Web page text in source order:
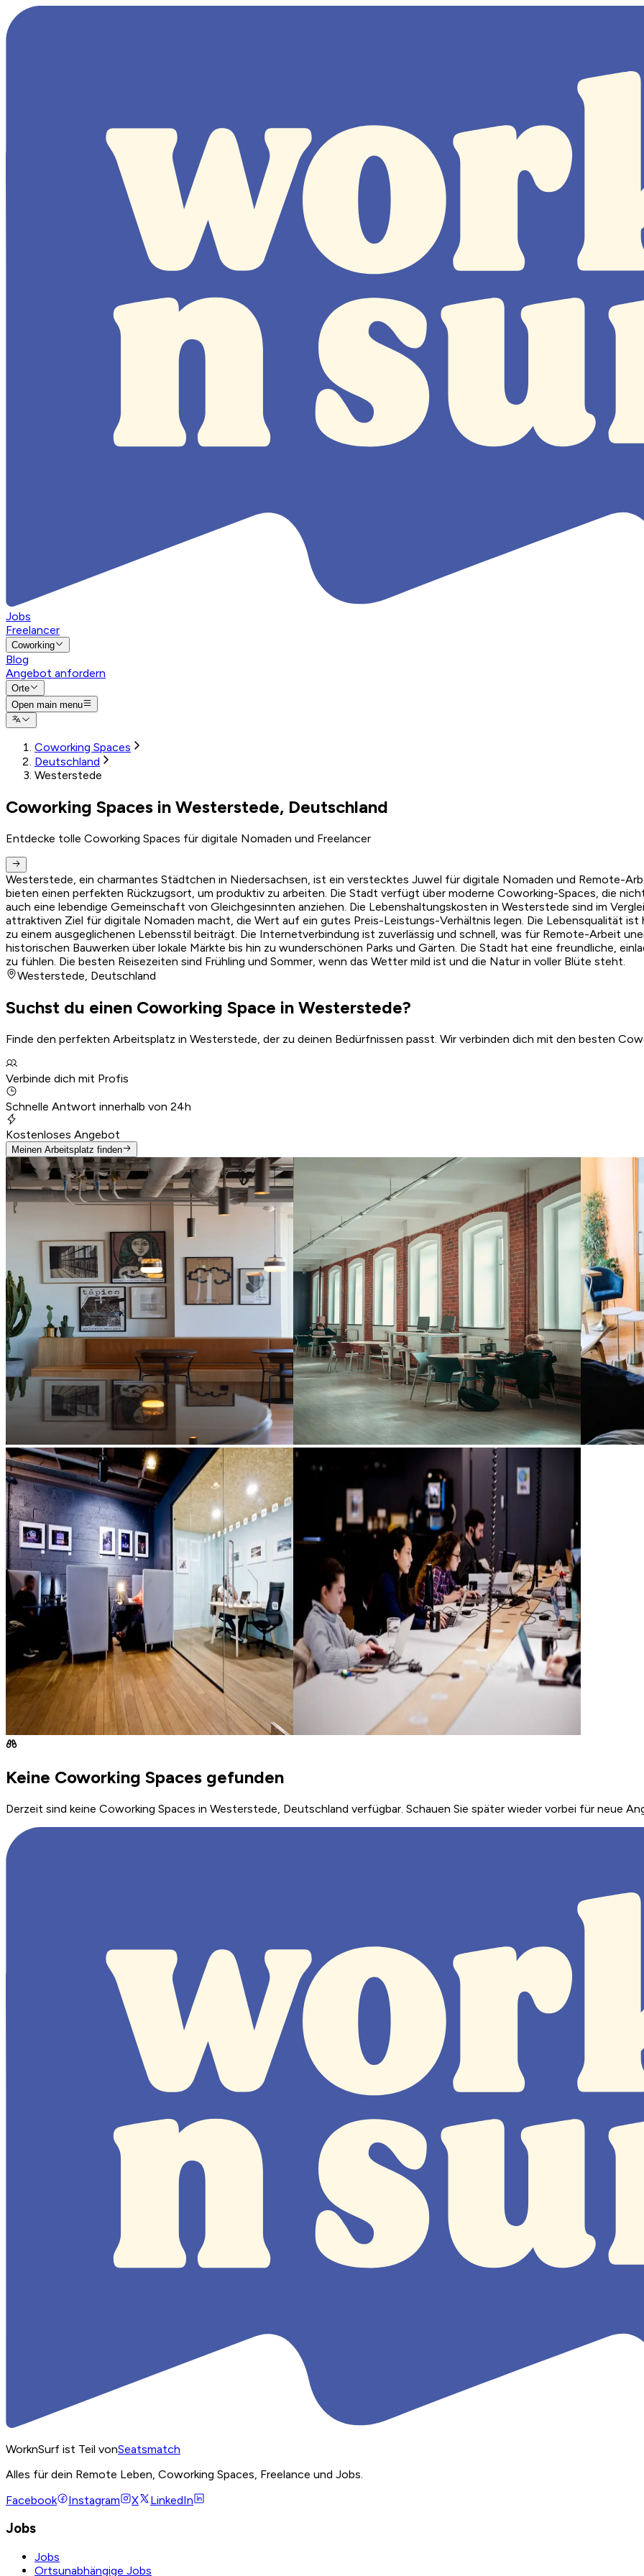
Jobs
Freelancer
Coworking
Blog
Angebot anfordern
Orte
Open main menu
Coworking Spaces
Deutschland
Westerstede
Coworking Spaces in Westerstede, Deutschland
Entdecke tolle Coworking Spaces für digitale Nomaden und Freelancer
Westerstede, ein charmantes Städtchen in Niedersachsen, ist ein verstecktes Juwel für digitale Nomaden und Remote-
bieten einen perfekten Rückzugsort, um produktiv zu arbeiten. Die Stadt verfügt über moderne Coworking-Spaces, die
auch eine lebendige Gemeinschaft von Gleichgesinnten anziehen. Die Lebenshaltungskosten in Westerstede sind im
attraktiven Ziel für digitale Nomaden macht, die Wert auf ein gutes Preis-Leistungs-Verhältnis legen. Die Lebensqualität
zu einem ausgeglichenen Lebensstil beiträgt. Die Internetverbindung ist zuverlässig und schnell, was für Remote-Arbeit
historischen Bauwerken über lokale Märkte bis hin zu wunderschönen Parks und Gärten. Die Stadt hat eine freundliche,
zu fühlen. Die besten Reisezeiten sind Frühling und Sommer, wenn das Wetter mild ist und die Natur in voller Blüte steht.
Westerstede, Deutschland
Suchst du einen Coworking Space in Westerstede?
Finde den perfekten Arbeitsplatz in Westerstede, der zu deinen Bedürfnissen passt. Wir verbinden dich mit den besten
Verbinde dich mit Profis
Schnelle Antwort innerhalb von 24h
Kostenloses Angebot
Meinen Arbeitsplatz finden
Keine Coworking Spaces gefunden
Derzeit sind keine Coworking Spaces in Westerstede, Deutschland verfügbar. Schauen Sie später wieder vorbei für neue
WorknSurf ist Teil vonSeatsmatch
Alles für dein Remote Leben, Coworking Spaces, Freelance und Jobs.
Facebook
Instagram X LinkedIn
Jobs
Jobs
Ortsunabhängige Jobs